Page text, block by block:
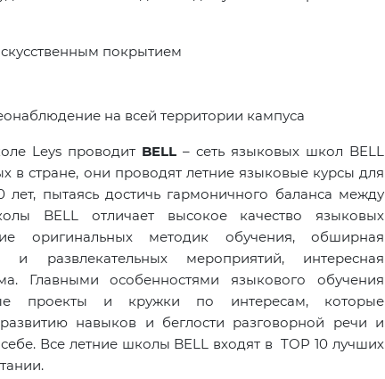
покрытием
на всей территории кампуса
Leys проводит BELL – сеть языковых школ BELL
в стране, они проводят летние языковые курсы для
лет, пытаясь достичь гармоничного баланса между
BELL отличает высокое качество языковых
оригинальных методик обучения, обширная
и развлекательных мероприятий, интересная
Главными особенностями языкового обучения
проекты и кружки по интересам, которые
навыков и беглости разговорной речи и
Все летние школы BELL входят в TOP 10 лучших